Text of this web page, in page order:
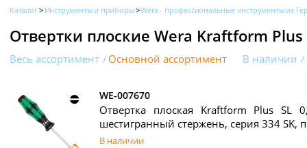
Каталог Инструменты и приборы Wera - профессиональные инструменты из
Отвертки плоские Wera Kraftform Plus
Весь ассортимент Основной ассортимент В наличии
WE-007670
Отвертка плоская Kraftform Plus
шестигранный стержень, серия 334 SK,
В наличии